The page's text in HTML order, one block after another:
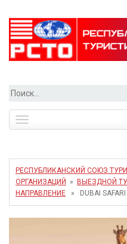
Найти:
РЕСПУБЛИКАНСКИЙ СОЮЗ
ОРГАНИЗАЦИЙ
» ВЫЕЗДНОЙ
НАПРАВЛЕНИЕ » DUBAI